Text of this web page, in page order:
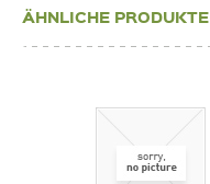
ÄHNLICHE PRODUKTE